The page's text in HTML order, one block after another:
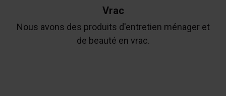
Vrac
Nous avons des produits d'entretien ménager et
de beauté en vrac.